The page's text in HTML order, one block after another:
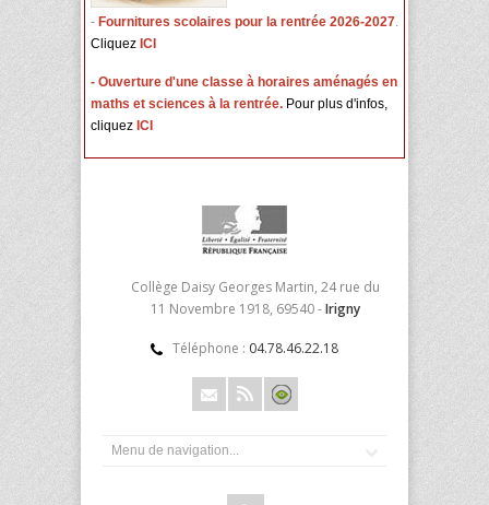
- Fournitures scolaires pour la rentrée 2026-2027.
Cliquez ICI
- Ouverture d'une classe à horaires aménagés en
maths et sciences à la rentrée. Pour plus d'infos,
cliquez ICI
Collège Daisy Georges Martin, 24 rue du
11 Novembre 1918, 69540 -Irigny
Téléphone : 04.78.46.22.18